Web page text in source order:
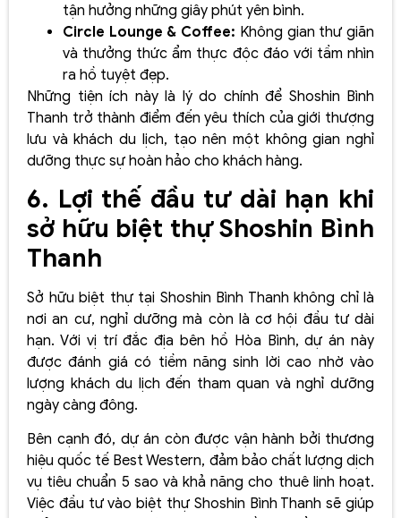
tận hưởng những giây phút yên bình.
Circle Lounge & Coffee: Không gian thư giãn
và thưởng thức ẩm thực độc đáo với tầm nhìn
ra hồ tuyệt đẹp.
Những tiện ích này là lý do chính để Shoshin Bình
Thanh trở thành điểm đến yêu thích của giới thượng
lưu và khách du lịch, tạo nên một không gian nghỉ
dưỡng thực sự hoàn hảo cho khách hàng.
6. Lợi thế đầu tư dài hạn khi
sở hữu biệt thự Shoshin Bình
Thanh
Sở hữu biệt thự tại Shoshin Bình Thanh không chỉ là
nơi an cư, nghỉ dưỡng mà còn là cơ hội đầu tư dài
hạn. Với vị trí đắc địa bên hồ Hòa Bình, dự án này
được đánh giá có tiềm năng sinh lời cao nhờ vào
lượng khách du lịch đến tham quan và nghỉ dưỡng
ngày càng đông.
Bên cạnh đó, dự án còn được vận hành bởi thương
hiệu quốc tế Best Western, đảm bảo chất lượng dịch
vụ tiêu chuẩn 5 sao và khả năng cho thuê linh hoạt.
Việc đầu tư vào biệt thự Shoshin Bình Thanh sẽ giúp